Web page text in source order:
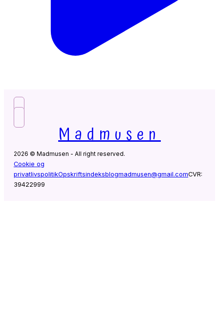
Madmusen
2026 © Madmusen - All right reserved.
Cookie og
privatlivspolitikOpskriftsindeksblogmadmusen@gmail.comCVR:
39422999